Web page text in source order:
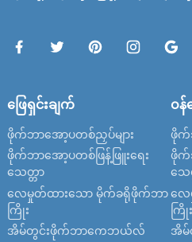
ဖြေရှင်းချက်
ဖိုက်ဘာအော့ပတစ်ညှပ်များ
ဖိုက်ဘာအော့ပတစ်ဖြန့်ဖြူးရေး
သေတ္တာ
လေမှုတ်ထားသော မိုက်ခရိုဖိုက်ဘာ
ကြိုး
အိမ်တွင်းဖိုက်ဘာကေဘယ်လ်
ဝန်
ဖိုက်
ဖိုက်
သေ
လေ
ကြိုး
အိ